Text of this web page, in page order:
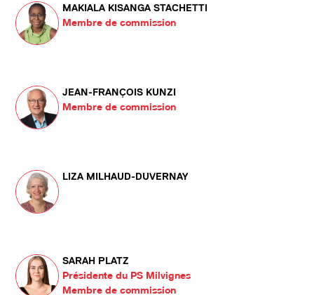
MAKIALA KISANGA STACHETTI
Membre de commission
JEAN-FRANÇOIS KUNZI
Membre de commission
LIZA MILHAUD-DUVERNAY
SARAH PLATZ
Présidente du PS Milvignes
Membre de commission